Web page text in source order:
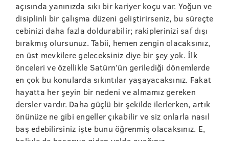
açısında yanınızda sıkı bir kariyer koçu var. Yoğun ve
disiplinli bir çalışma düzeni geliştirirseniz, bu süreçte
cebinizi daha fazla doldurabilir; rakiplerinizi saf dışı
bırakmış olursunuz. Tabii, hemen zengin olacaksınız,
en üst mevkilere geleceksiniz diye bir şey yok. İlk
önceleri ve özellikle Satürn’ün gerilediği dönemlerde
en çok bu konularda sıkıntılar yaşayacaksınız. Fakat
hayatta her şeyin bir nedeni ve almamız gereken
dersler vardır. Daha güçlü bir şekilde ilerlerken, artık
önünüze ne gibi engeller çıkabilir ve siz onlarla nasıl
baş edebilirsiniz işte bunu öğrenmiş olacaksınız. E,